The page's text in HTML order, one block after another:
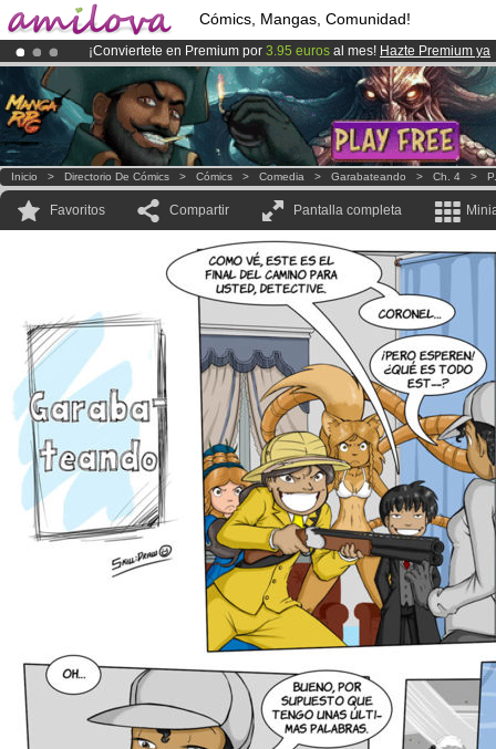
Cómics, Mangas, Comunidad!
¡Conviertete en Premium por 3.95 euros al mes! Hazte Premium ya
¡Ya tenemos 134393miembrosy 1208Cómics y Mangas!.
El Kickstarter Amilova está desormado lanzado!.
Inicio > Directorio De Cómics > Cómics > Comedia > Garabateando > Ch. 4 >
Favoritos Compartir Pantalla completa